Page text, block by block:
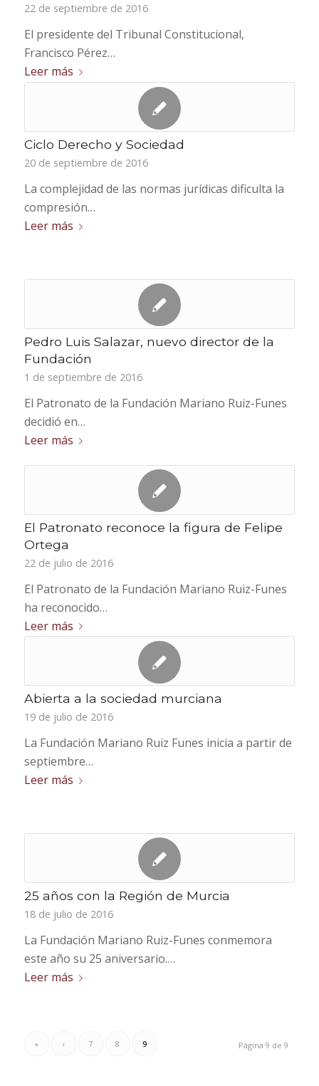
22 de septiembre de 2016
El presidente del Tribunal Constitucional,
Francisco Pérez…
Leer más
Ciclo Derecho y Sociedad
20 de septiembre de 2016
La complejidad de las normas jurídicas dificulta la
compresión…
Leer más
Pedro Luis Salazar, nuevo director de la
Fundación
1 de septiembre de 2016
El Patronato de la Fundación Mariano Ruiz-Funes
decidió en…
Leer más
El Patronato reconoce la figura de Felipe
Ortega
22 de julio de 2016
El Patronato de la Fundación Mariano Ruiz-Funes
ha reconocido…
Leer más
Abierta a la sociedad murciana
19 de julio de 2016
La Fundación Mariano Ruiz Funes inicia a partir de
septiembre…
Leer más
25 años con la Región de Murcia
18 de julio de 2016
La Fundación Mariano Ruiz-Funes conmemora
este año su 25 aniversario.…
Leer más
Página 9 de 9
« ‹ 7 8 9